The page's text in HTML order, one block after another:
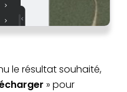
le résultat souhaité,
» pour